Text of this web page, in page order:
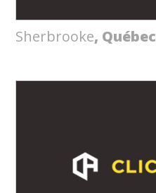
Sherbrooke, Québec